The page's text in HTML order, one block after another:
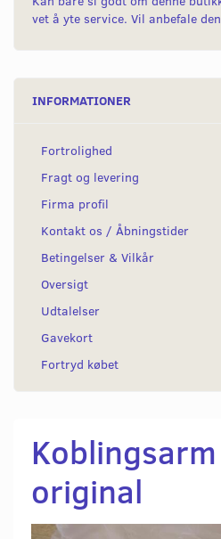
vet å yte service. Vil anbefale
INFORMATIONER
Fortrolighed
Fragt og levering
Firma profil
Kontakt os / Åbningstider
Betingelser & Vilkår
Oversigt
Udtalelser
Gavekort
Fortryd købet
original